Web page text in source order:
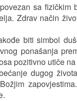
sa fizičkim
Zdrav način
biti simbol
ponašanja
pozitivno utiče
dugog